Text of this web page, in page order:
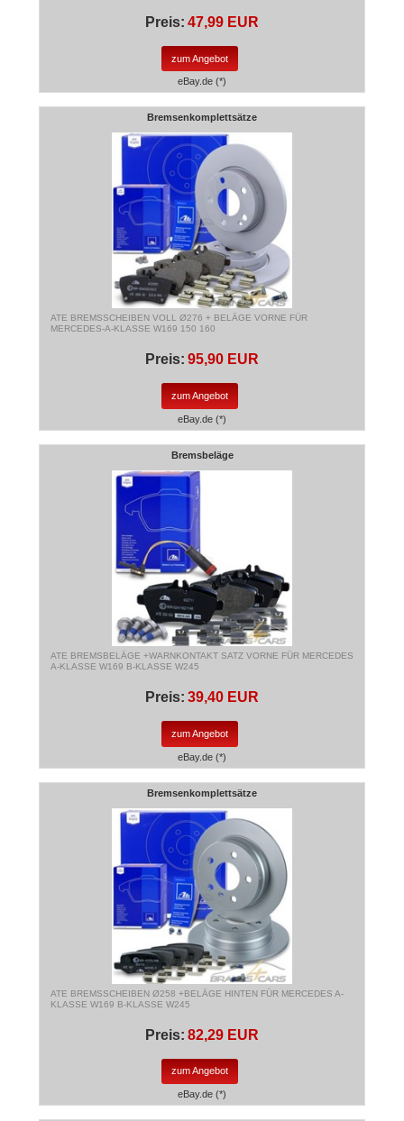
Preis: 47,99 EUR
zum Angebot
eBay.de (*)
Bremsenkomplettsätze
ATE BREMSSCHEIBEN VOLL Ø276 + BELÄGE VORNE FÜR
MERCEDES-A-KLASSE W169 150 160
Preis: 95,90 EUR
zum Angebot
eBay.de (*)
Bremsbeläge
ATE BREMSBELÄGE +WARNKONTAKT SATZ VORNE FÜR MERCEDES
A-KLASSE W169 B-KLASSE W245
Preis: 39,40 EUR
zum Angebot
eBay.de (*)
Bremsenkomplettsätze
ATE BREMSSCHEIBEN Ø258 +BELÄGE HINTEN FÜR MERCEDES A-
KLASSE W169 B-KLASSE W245
Preis: 82,29 EUR
zum Angebot
eBay.de (*)